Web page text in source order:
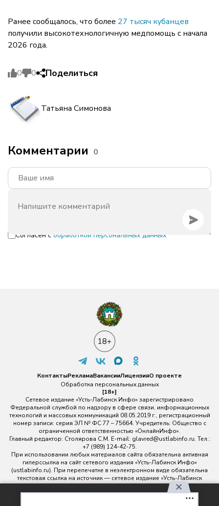
Ранее сообщалось, что более 27 тысяч кубанцев
получили высокотехнологичную медпомощь с начала
2026 года.
0 0 Поделиться
Татьяна Симонова
Комментарии 0
Согласен с обработкой персональных данных
КонтактыРекламаВакансииЛицензияО проекте
Обработка персональных данных
[18+]
Сетевое издание «Усть-Лабинск Инфо» зарегистрировано
Федеральной службой по надзору в сфере связи, информационных
технологий и массовых коммуникаций 08.05.2019 г., регистрационный
номер записи: серия ЭЛ № ФС 77 – 75664. Учредитель: Общество с
ограниченной ответственностью «ОнлайнИнфо».
Главный редактор: Столярова С.М. E-mail: glavred@ustlabinfo.ru. Тел.:
+7 (989) 124-42-75.
При использовании любых материалов сайта обязательна активная
гиперссылка на сайт сетевого издания «Усть-Лабинск Инфо»
(ustlabinfo.ru). При перепечатке в неэлектронном виде обязательна
текстовая ссылка на источник — сетевое издание «Усть-Лабинск
инфо».
Использование фото- и видеоматериалов без письменного
разрешения редакции сетевого издания «Усть-Лабинск Инфо» не